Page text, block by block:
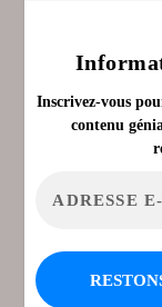
Inscrivez-vous
contenu